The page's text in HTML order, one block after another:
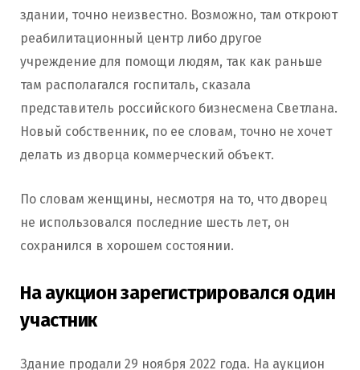
здании, точно неизвестно. Возможно, там откроют
реабилитационный центр либо другое
учреждение для помощи людям, так как раньше
там располагался госпиталь, сказала
представитель российского бизнесмена Светлана.
Новый собственник, по ее словам, точно не хочет
делать из дворца коммерческий объект.
По словам женщины, несмотря на то, что дворец
не использовался последние шесть лет, он
сохранился в хорошем состоянии.
На аукцион зарегистрировался один
участник
Здание продали 29 ноября 2022 года. На аукцион